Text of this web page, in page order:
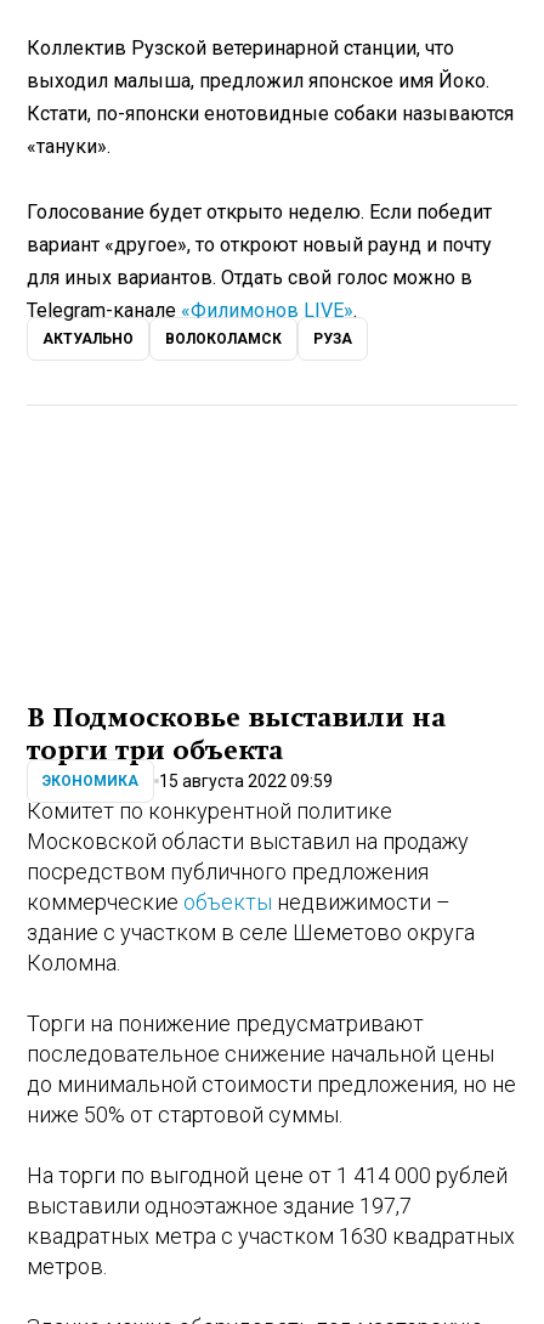
Коллектив Рузской ветеринарной станции, что
выходил малыша, предложил японское имя Йоко.
Кстати, по-японски енотовидные собаки называются
«тануки».
Голосование будет открыто неделю. Если победит
вариант «другое», то откроют новый раунд и почту
для иных вариантов. Отдать свой голос можно в
Telegram-канале «Филимонов LIVE».
АКТУАЛЬНО ВОЛОКОЛАМСК РУЗА
В Подмосковье выставили на
торги три объекта
ЭКОНОМИКА 15 августа 2022 09:59
Комитет по конкурентной политике
Московской области выставил на продажу
посредством публичного предложения
коммерческие объекты недвижимости –
здание с участком в селе Шеметово округа
Коломна.
Торги на понижение предусматривают
последовательное снижение начальной цены
до минимальной стоимости предложения, но не
ниже 50% от стартовой суммы.
На торги по выгодной цене от 1 414 000 рублей
выставили одноэтажное здание 197,7
квадратных метра с участком 1630 квадратных
метров.